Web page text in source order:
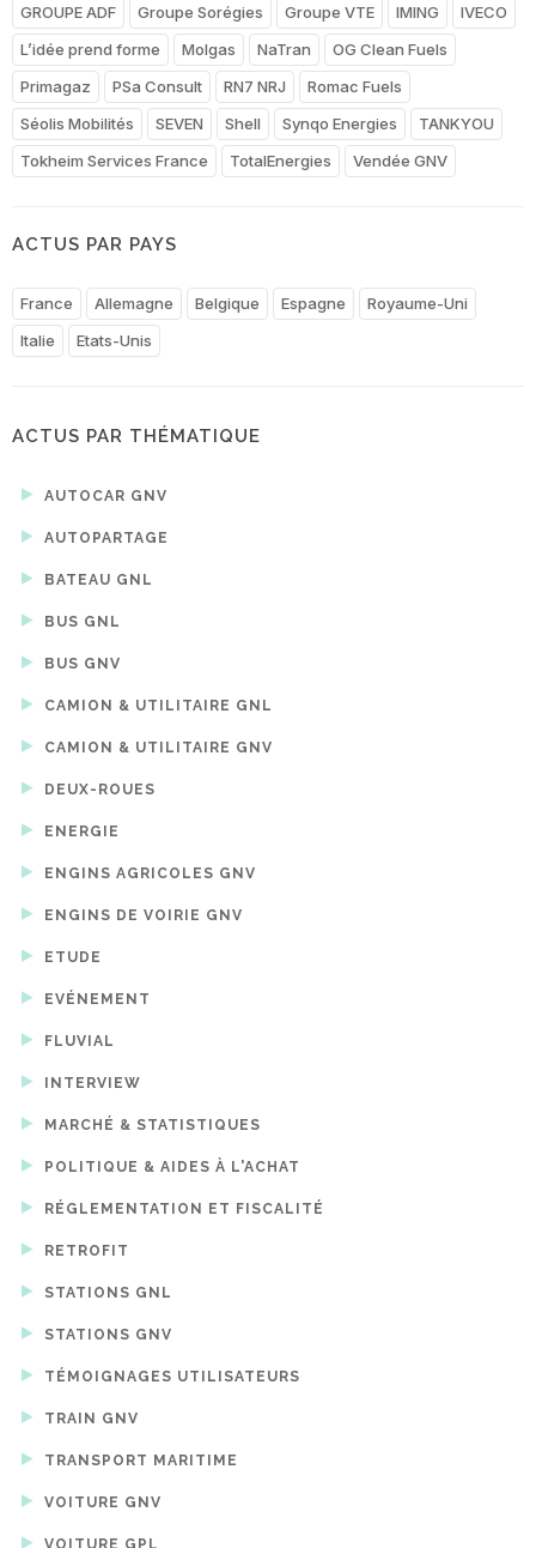
GROUPE ADF
Groupe Sorégies Groupe VTE IMING
IVECO
L’idée prend forme
Molgas NaTran
OG Clean Fuels
Primagaz
PSa Consult RN7 NRJ
Romac Fuels
Séolis Mobilités
SEVEN Shell Synqo Energies
TANKYOU
Tokheim Services France
TotalEnergies Vendée GNV
ACTUS PAR PAYS
France Allemagne Belgique Espagne
Royaume-Uni
Italie
Etats-Unis
ACTUS PAR THÉMATIQUE
AUTOCAR GNV
AUTOPARTAGE
BATEAU GNL
BUS GNL
BUS GNV
CAMION & UTILITAIRE GNL
CAMION & UTILITAIRE GNV
DEUX-ROUES
ENERGIE
ENGINS AGRICOLES GNV
ENGINS DE VOIRIE GNV
ETUDE
EVÉNEMENT
FLUVIAL
INTERVIEW
MARCHÉ & STATISTIQUES
POLITIQUE & AIDES À L'ACHAT
RÉGLEMENTATION ET FISCALITÉ
RETROFIT
STATIONS GNL
STATIONS GNV
TÉMOIGNAGES UTILISATEURS
TRAIN GNV
TRANSPORT MARITIME
VOITURE GNV
VOITURE GPL